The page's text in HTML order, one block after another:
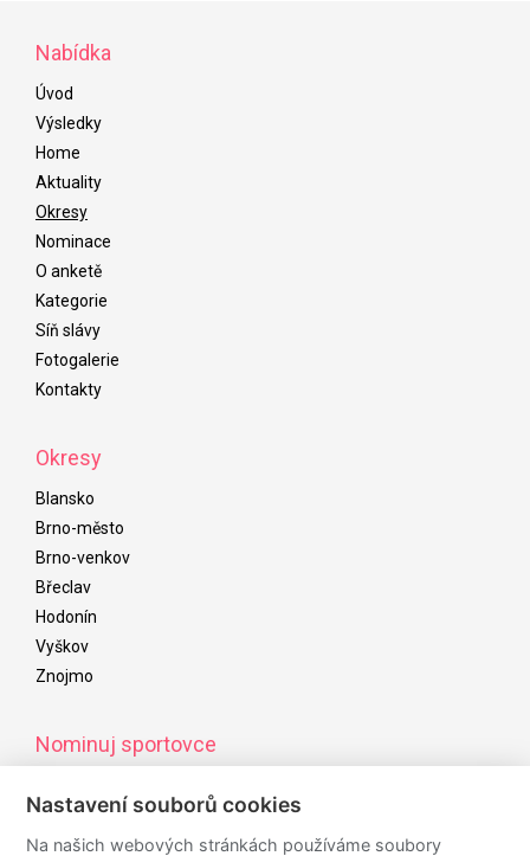
Nabídka
Úvod
Výsledky
Home
Aktuality
Okresy
Nominace
O anketě
Kategorie
Síň slávy
Fotogalerie
Kontakty
Okresy
Blansko
Brno-město
Brno-venkov
Břeclav
Hodonín
Vyškov
Znojmo
Nominuj sportovce
můžete nominovat úspěšné sportovce/kolektivy/osobnosti,
kteří budou navrženi do ankety sportovce roku
Nastavení souborů cookies
Na našich webových stránkách používáme soubory